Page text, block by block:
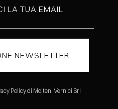
Policy di Molteni Vernici Srl